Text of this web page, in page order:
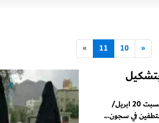
«
10
11
»
طالبت رابطة أمهات المختطفين، اليوم السبت 20 ابريل/
في سجون...